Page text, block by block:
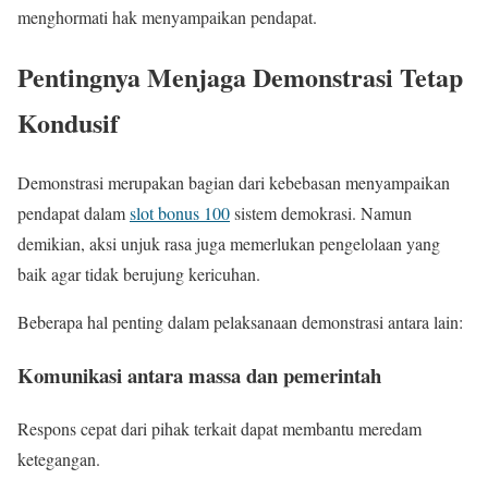
menghormati hak menyampaikan pendapat.
Pentingnya Menjaga Demonstrasi Tetap
Kondusif
Demonstrasi merupakan bagian dari kebebasan menyampaikan
pendapat dalamslot bonus 100sistem demokrasi. Namun
demikian, aksi unjuk rasa juga memerlukan pengelolaan yang
baik agar tidak berujung kericuhan.
Beberapa hal penting dalam pelaksanaan demonstrasi antara lain:
Komunikasi antara massa dan pemerintah
Respons cepat dari pihak terkait dapat membantu meredam
ketegangan.